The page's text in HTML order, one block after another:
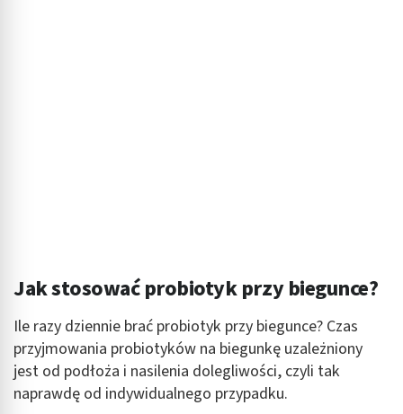
Jak stosować probiotyk przy biegunce?
Ile razy dziennie brać probiotyk przy biegunce? Czas
przyjmowania probiotyków na biegunkę uzależniony
jest od podłoża i nasilenia dolegliwości, czyli tak
naprawdę od indywidualnego przypadku.